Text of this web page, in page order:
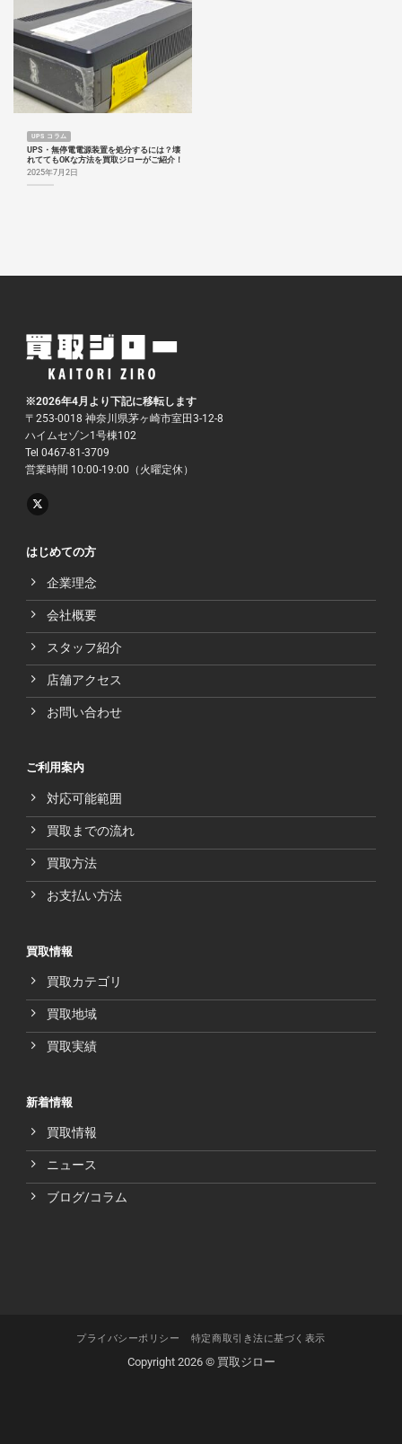
UPS コラム
UPS・無停電電源装置を処分するには？壊
れててもOKな方法を買取ジローがご紹介！
2025年7月2日
※2026年4月より下記に移転します
〒253-0018 神奈川県茅ヶ崎市室田3-12-8
ハイムセゾン1号棟102
Tel 0467-81-3709
営業時間 10:00-19:00（火曜定休）
はじめての方
企業理念
会社概要
スタッフ紹介
店舗アクセス
お問い合わせ
ご利用案内
対応可能範囲
買取までの流れ
買取方法
お支払い方法
買取情報
買取カテゴリ
買取地域
買取実績
新着情報
買取情報
ニュース
ブログ/コラム
プライバシーポリシー 特定商取引き法に基づく表示
Copyright 2026 © 買取ジロー